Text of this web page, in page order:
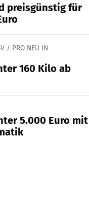
preisgünstig für
/ PRO NEU IN
160 Kilo ab
5.000 Euro mit